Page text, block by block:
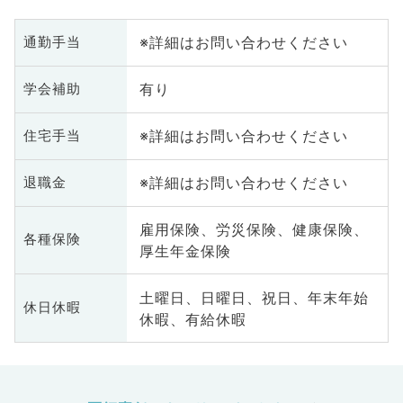
通勤手当 ※詳細はお問い合わせください
学会補助 有り
住宅手当 ※詳細はお問い合わせください
退職金 ※詳細はお問い合わせください
各種保険
雇用保険、労災保険、健康保険、
厚生年金保険
休日休暇
土曜日、日曜日、祝日、年末年始
休暇、有給休暇